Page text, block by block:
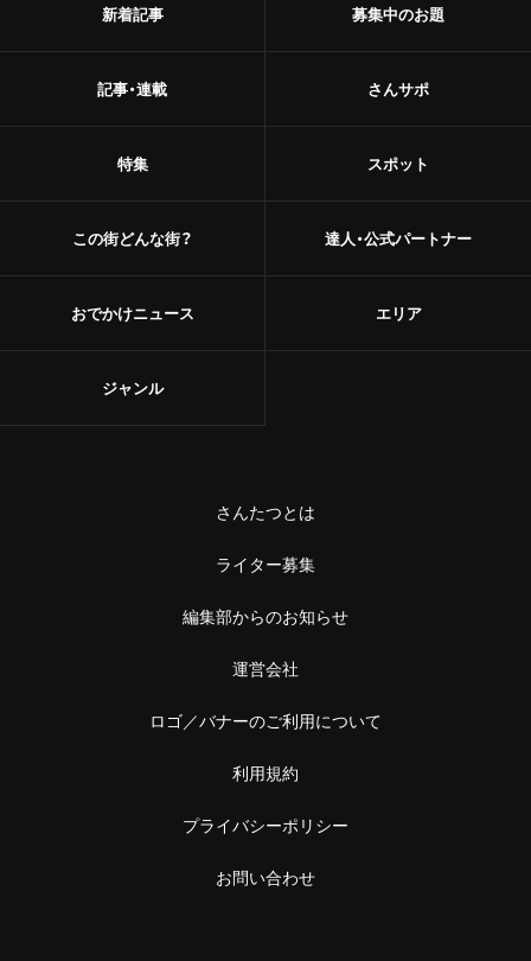
新着記事
記事・連載
特集
この街どんな街？
おでかけニュース
募集中のお題
さんサポ
スポット
達人・公式パートナー
エリア
ジャンル
さんたつとは
ライター募集
編集部からのお知らせ
運営会社
ロゴ／バナーのご利用について
利用規約
プライバシーポリシー
お問い合わせ